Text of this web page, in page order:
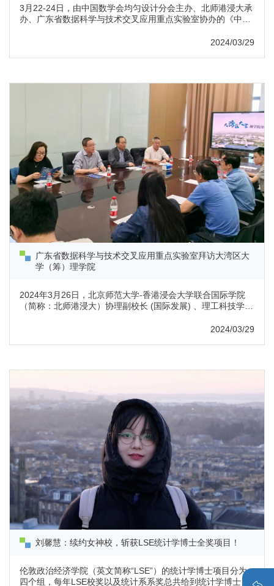
3月22-24日，由中国数学会均匀设计分会主办、北师港浸大承
办、广东省数据科学与技术交叉应用重点实验室协办的《中国
纪念会》在北师港浸大演艺厅顺利召开。来自国内58所高校和
科、专业正式形成。学会...
2024/03/29
广东省数据科学与技术交叉应用重点实验室拜访大湾区大
学（筹）理学院
2024年3月26日，北京师范大学-香港浸会大学联合国际学院
（简称：北师港浸大）协理副校长 (国际发展) 、理工科技学院
点实验室）主任潘建新教授携团队访问大湾区大学（筹）理学
工科技学院计算机科...
2024/03/29
刘馨慧：续约女神校，斩获LSE统计学博士全奖项目！
伦敦政治经济学院（英文简称“LSE”）的统计学博士项目分为
四个组，每年LSE校奖以及统计系系奖总共给到统计学博士的